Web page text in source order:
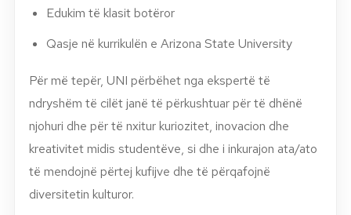
Edukim të klasit botëror
Qasje në kurrikulën e Arizona State University
Për më tepër, UNI përbëhet nga ekspertë të
ndryshëm të cilët janë të përkushtuar për të dhënë
njohuri dhe për të nxitur kuriozitet, inovacion dhe
kreativitet midis studentëve, si dhe i inkurajon ata/ato
të mendojnë përtej kufijve dhe të përqafojnë
diversitetin kulturor.